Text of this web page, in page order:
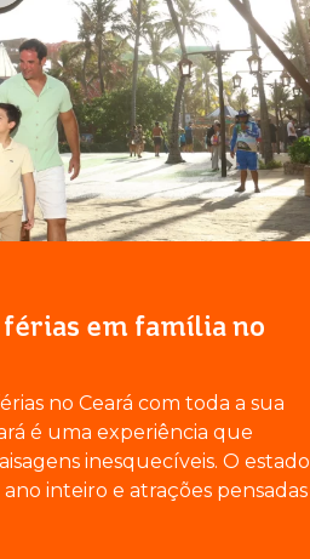
em família no
no Ceará com toda a sua
é uma experiência que
inesquecíveis. O estado
inteiro e atrações pensadas